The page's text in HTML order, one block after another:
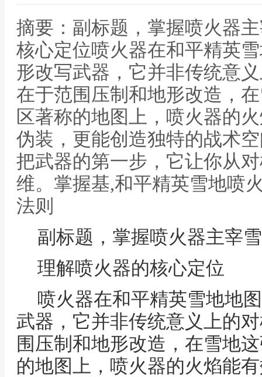
摘要：副标题，掌握喷火器
核心定位喷火器在和平精英
形改写武器，它并非传统意
在于范围压制和地形改造，
区著称的地图上，喷火器的
伪装，更能创造独特的战术
把武器的第一步，它让你从
维。掌握基,和平精英雪地喷
法则
副标题，掌握喷火器主宰
理解喷火器的核心定位
喷火器在和平精英雪地地
武器，它并非传统意义上的
围压制和地形改造，在雪地
的地图上，喷火器的火焰能